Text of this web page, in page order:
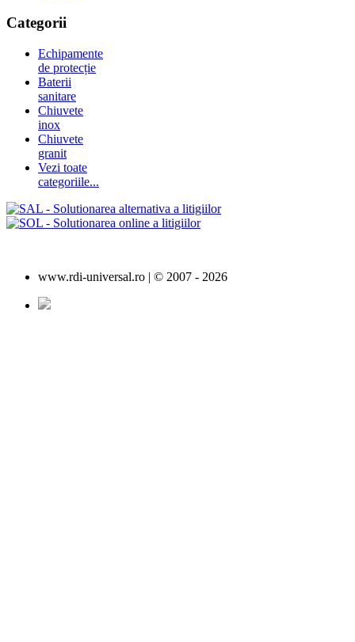
Categorii
Echipamente
de protecție
Baterii
sanitare
Chiuvete
inox
Chiuvete
granit
Vezi toate
categoriile...
www.rdi-universal.ro | © 2007 - 2026